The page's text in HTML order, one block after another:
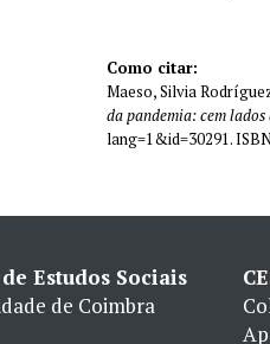
Como citar:
Maeso, Silvia
da pandemia: cem lados
lang=1&id=30291.
Estudos Sociais
de Coimbra